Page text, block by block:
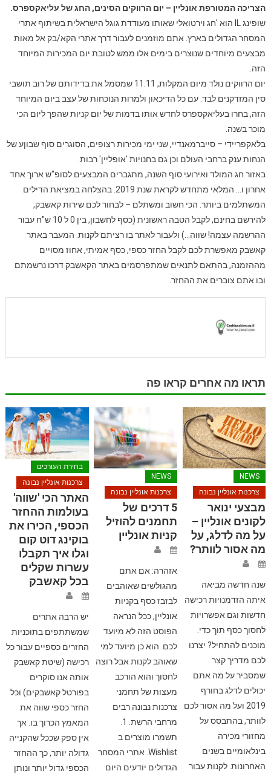
הצריכה המטורפת אונליין – יום הרווקים הסינים, החג של עליאקספרס.
שופינג IL הוא 'חג וירטואלי שאותו מעודדת גוגל הישראלית בשיתוף אתרי
המסחר הגדולים בארץ. אתם מוזמנים לעבור דרך אתרי הקא/בק אל מאות
מבצעים מיוחדים שנוצרים בימים אלו ממש לטובת יום המכירות המיוחד
הזה.
יום הרווקים נולד מיום המקלות, 11.11 שמסמל את בדידותם של רוב תושבי
סין המזדקנים לבד. עם כל הדיכאון ולמרות הנוכחות של עצב ביום המיוחד
הזה, בחרו בעליאקספרס לחדש אותו בדמות של יום קניות שהפך ליום הכי
מוכר בשנה.
בלאקפריידי – סייברמאנדיי, שני ימי מכירות רצופים, הסוגרים סוף שבוןע של
הנחות ענק ברחבי העולם וכן גם בחנויות 'אופליין' רבות.
באזור חג המולד ואירועי סוף השנה, מתגברים המבצעים לסופ"ש ארוך אחד
אחרון ו… המלאי מתחדש לקראת שנת 2019. בהצלחה במציאת הדילים
המשתלמים ביותר. הכי חשוב ומשתלם – לבחור לכם שירות קאשבק,
להירשם בחינם, לקבל הטבה ראשונית (כסף לחשבון, בין 0 ל 10 ש"ח עבור
ההרשמה עצמה! שווה…) ולעבור לאתר בו רציתם לקנות. המעבר באתר
קאשבק מאפשרת לכם לקבל החזר כספי, כסף אמיתי, אחוז מסויים
מההזמנה, בהתאם לתנאים שמתפרסמים באתר הקאשבק דרכו נרשמתם
ובו אתם צוברים את ההחזר.
תראו מה אחרים קראו פה
בחירת העורכים
צרכנות אונליין נבונה
האתר הכי 'שווה'
בעולמות ההחזר
הכספי, הכירו את
בוקינג דוט קום
וגלו איך תקבלו
עשרות שקלים
בכל קאשבק
יש הרבה אתרים
שמשתתפים בתוכניות
החזרים כספיים עבור כל
רכישה (שיטת קאשבק
אותה אנו סוקרים
בפורטל קאשבקים) וכל
החזר כספי שווה את
המאמץ הכרוך בו. אך
אין ספק שככל שהקנייה
גדולה יותר, כך ההחזר
הכספי גדול יותר ונותן
NEWS
צרכנות אונליין נבונה
5 דרכים של
תחמנים להוזיל
קניות אונליין
אזהרה: אם אתם
מהגולשים שאוהבים
לבזבז כסף בקניות
אונליין, ככל הנראה
הפוסט הזה לא מיועד
לכם. הוא כן מיועד למי
שאוהב לקנות אבל רוצה
לחסוך והוא הורכב
מעצות של תחמני
צרכנות נבונה רבים
תשמרו מוצרים ב
Wishlist. אתרי המסחר
הגדולים יודעים היום
NEWS
צרכנות אונליין נבונה
מבצעי ינואר
לקונים אונליין –
על מה לדלג, על
מה אסור לוותר?
שנה חדשה מביאה
איתה הזדמנויות רכישה
חדשות וגם אפשרויות
לחסוך כסף תוך כדי.
מוכנים להתחיל? יצרנו
לכם מדריך קצר
שמסביר על מה אתם
יכולים לדלג בחורף
2019 ועל מה אסור לכם
לוותר, בהתבסס על
מחזורי מכירה
בינלאומיים בשנים
האחרונות. לקנות עבור